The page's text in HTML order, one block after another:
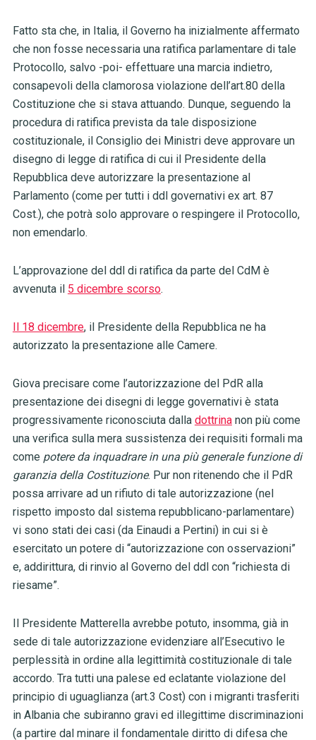
Fatto sta che, in Italia, il Governo ha inizialmente affermato
che non fosse necessaria una ratifica parlamentare di tale
Protocollo, salvo -poi- effettuare una marcia indietro,
consapevoli della clamorosa violazione dell’art.80 della
Costituzione che si stava attuando. Dunque, seguendo la
procedura di ratifica prevista da tale disposizione
costituzionale, il Consiglio dei Ministri deve approvare un
disegno di legge di ratifica di cui il Presidente della
Repubblica deve autorizzare la presentazione al
Parlamento (come per tutti i ddl governativi ex art. 87
Cost.), che potrà solo approvare o respingere il Protocollo,
non emendarlo.
L’approvazione del ddl di ratifica da parte del CdM è
avvenuta il 5 dicembre scorso.
Il 18 dicembre, il Presidente della Repubblica ne ha
autorizzato la presentazione alle Camere.
Giova precisare come l’autorizzazione del PdR alla
presentazione dei disegni di legge governativi è stata
progressivamente riconosciuta dalla dottrinanon più come
una verifica sulla mera sussistenza dei requisiti formali ma
come potere da inquadrare in una più generale funzione di
garanzia della Costituzione. Pur non ritenendo che il PdR
possa arrivare ad un rifiuto di tale autorizzazione (nel
rispetto imposto dal sistema repubblicano-parlamentare)
vi sono stati dei casi (da Einaudi a Pertini) in cui si è
esercitato un potere di “autorizzazione con osservazioni”
e, addirittura, di rinvio al Governo del ddl con “richiesta di
riesame”.
Il Presidente Matterella avrebbe potuto, insomma, già in
sede di tale autorizzazione evidenziare all’Esecutivo le
perplessità in ordine alla legittimità costituzionale di tale
accordo. Tra tutti una palese ed eclatante violazione del
principio di uguaglianza (art.3 Cost) con i migranti trasferiti
in Albania che subiranno gravi ed illegittime discriminazioni
(a partire dal minare il fondamentale diritto di difesa che